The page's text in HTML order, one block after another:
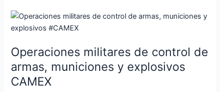
Operaciones militares de control de
armas, municiones y explosivos
CAMEX
Operaciones
militares
control
de
armas,
municiones